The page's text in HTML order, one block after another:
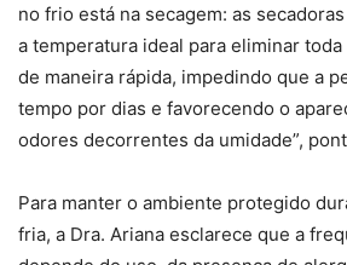
no frio está na secagem: as
a temperatura ideal para eliminar
de maneira rápida, impedindo que a
tempo por dias e favorecendo o
odores decorrentes da umidade”,
Para manter o ambiente protegido
fria, a Dra. Ariana esclarece que a